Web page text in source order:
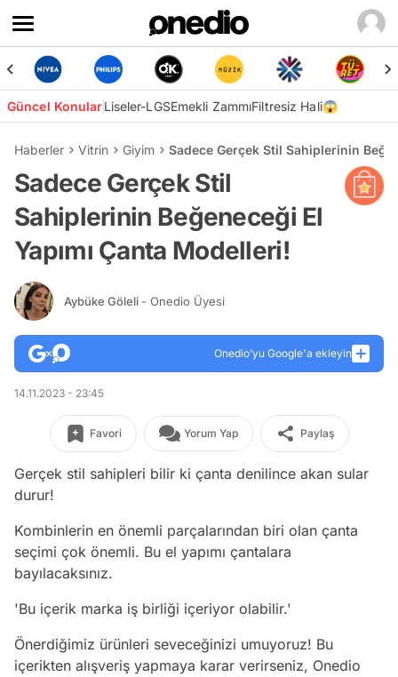
Güncel KonularLiseler-LGSEmekli ZammıFiltresiz Hali😱
Haberler Vitrin Giyim Sadece Gerçek Stil Sahiplerinin
Sadece Gerçek Stil
Sahiplerinin Beğeneceği El
Yapımı Çanta Modelleri!
Aybüke Göleli - Onedio Üyesi
Onedio’yu Google'a ekleyin
14.11.2023 - 23:45
Favori Yorum Yap Paylaş
Gerçek stil sahipleri bilir ki çanta denilince akan sular
durur!
Kombinlerin en önemli parçalarından biri olan çanta
seçimi çok önemli. Bu el yapımı çantalara
bayılacaksınız.
'Bu içerik marka iş birliği içeriyor olabilir.'
Önerdiğimiz ürünleri seveceğinizi umuyoruz! Bu
içerikten alışveriş yapmaya karar verirseniz, Onedio